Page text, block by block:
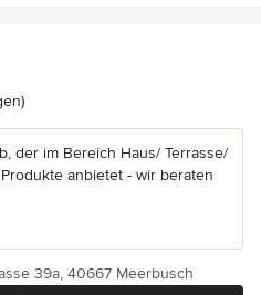
4.3 von 5 Sternen
der im Bereich Haus/ Terrasse/
anbietet - wir beraten
39a, 40667 Meerbusch